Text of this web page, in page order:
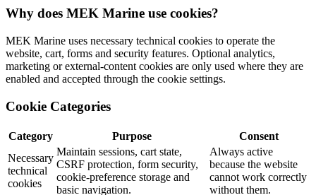
Why does MEK Marine use cookies?
MEK Marine uses necessary technical cookies to operate the
website, cart, forms and security features. Optional analytics,
marketing or external-content cookies are only used where they are
enabled and accepted through the cookie settings.
Cookie Categories
Category Purpose
Consent
Necessary
technical
cookies
Maintain sessions, cart state,
CSRF protection, form security,
cookie-preference storage and
basic navigation.
Always active
because the website
cannot work correctly
without them.